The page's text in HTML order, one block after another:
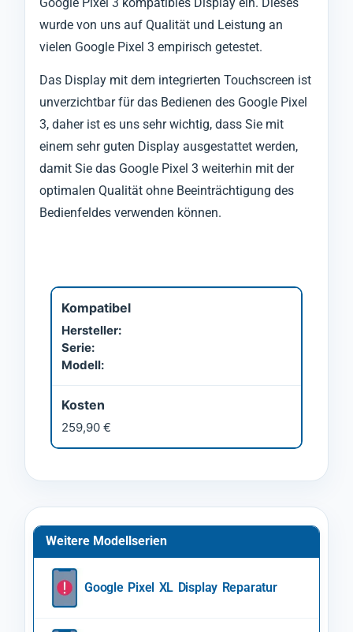
wurde von uns auf Qualität und Leistung an
vielen Google Pixel 3 empirisch getestet.
Das Display mit dem integrierten Touchscreen ist
unverzichtbar für das Bedienen des Google Pixel
3, daher ist es uns sehr wichtig, dass Sie mit
einem sehr guten Display ausgestattet werden,
damit Sie das Google Pixel 3 weiterhin mit der
optimalen Qualität ohne Beeinträchtigung des
Bedienfeldes verwenden können.
Kompatibel
Hersteller:
Serie:
Modell:
Kosten
259,90 €
Weitere Modellserien
Google Pixel XL Display Reparatur